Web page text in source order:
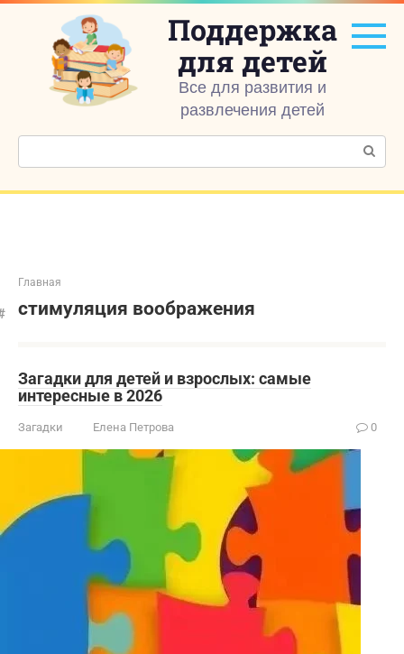
Перейти
контенту
Поддержка
для детей
Все для развития и
развлечения детей
Поиск:
Главная
стимуляция воображения
Загадки для детей и взрослых: самые
интересные в 2026
Загадки Елена Петрова 0